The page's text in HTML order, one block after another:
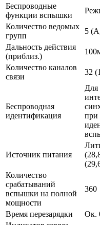
Беспроводные
функции вспышки
Количество ведомых
групп
5
Дальность действия
(приблиз.)
Количество каналов
связи
32
Беспроводная
идентификация
Для
при
Источник питания
Количество
срабатываний
вспышки на полной
мощности
360
Время перезарядки
Ок.